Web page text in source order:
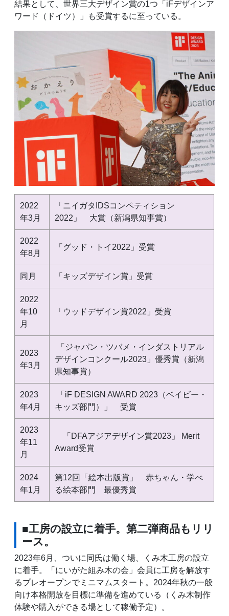
結果として、世界三大デザイン賞の1つ「iFデザインア
ワード（ドイツ）」も受賞するに至っている。
2022
年3月
「ニイガタIDSコンペティション
2022」 大賞（新潟県知事賞）
2022
年8月
「グッド・トイ2022」受賞
同月 「キッズデザイン賞」受賞
2022
年10
月
「ウッドデザイン賞2022」受賞
2023
年3月
「ジャパン・ツバメ・インダストリアル
デザインコンクール2023」優秀賞（新潟
県知事賞）
2023
年4月
「iF DESIGN AWARD 2023（ベイビー・
キッズ部門）」 受賞
2023
年11
月
「DFAアジアデザイン賞2023」 Merit
Award受賞
2024
年1月
第12回「絵本出版賞」 赤ちゃん・学べ
る絵本部門 最優秀賞
■工房の設立に着手。第二弾商品もリリ
ース。
2023年6月、ついに同氏は働く場、くみ木工房の設立
に着手。「にいがた組み木の会」会員に工房を解放す
るプレオープンでミニマムスタート。2024年秋の一般
向け本格開放を目標に準備を進めている（くみ木制作
体験や購入ができる場として稼働予定）。